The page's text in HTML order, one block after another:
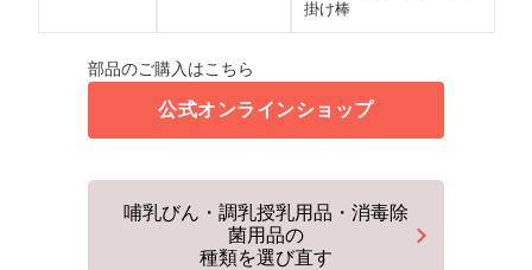
掛け棒
部品のご購入はこちら
公式オンラインショップ
哺乳びん・調乳授乳用品・消毒除
菌用品の
種類を選び直す